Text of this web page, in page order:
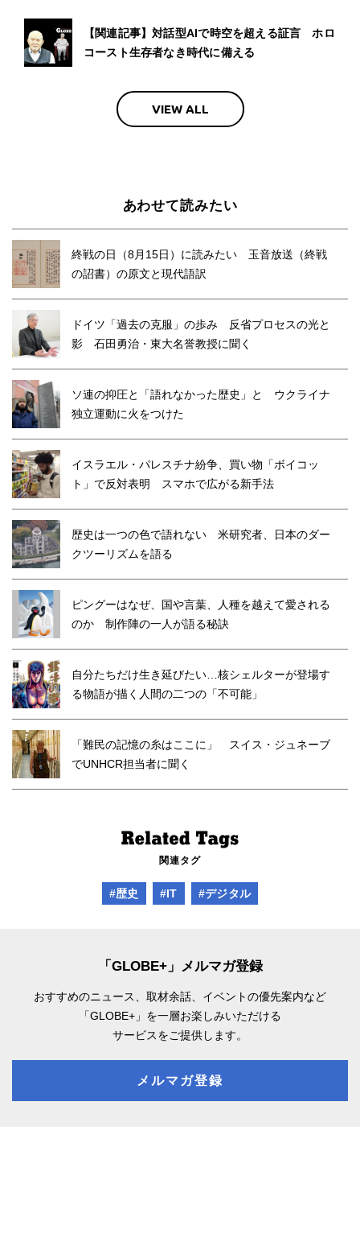
【関連記事】対話型AIで時空を超える証言 ホロ
コースト生存者なき時代に備える
VIEW ALL
あわせて読みたい
終戦の日（8月15日）に読みたい 玉音放送（終戦
の詔書）の原文と現代語訳
ドイツ「過去の克服」の歩み 反省プロセスの光と
影 石田勇治・東大名誉教授に聞く
ソ連の抑圧と「語れなかった歴史」と ウクライナ
独立運動に火をつけた
イスラエル・パレスチナ紛争、買い物「ボイコッ
ト」で反対表明 スマホで広がる新手法
歴史は一つの色で語れない 米研究者、日本のダー
クツーリズムを語る
ピングーはなぜ、国や言葉、人種を越えて愛される
のか 制作陣の一人が語る秘訣
自分たちだけ生き延びたい…核シェルターが登場す
る物語が描く人間の二つの「不可能」
「難民の記憶の糸はここに」 スイス・ジュネーブ
でUNHCR担当者に聞く
関連タグ
#歴史 #IT #デジタル
「GLOBE+」メルマガ登録
おすすめのニュース、取材余話、 イベントの優先案内など
「GLOBE+」を一層お楽しみいただける
サービスをご提供します。
メルマガ登録